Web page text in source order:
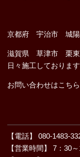
京都府 宇治市 城陽
滋賀県 草津市 栗
日々施工しておりま
お問い合わせはこち
【電話】 080-1483-
【営業時間】 7：30